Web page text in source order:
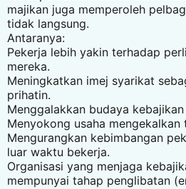
majikan juga memperoleh
tidak langsung.
Antaranya:
Pekerja lebih yakin terhadap
mereka.
Meningkatkan imej syarikat
prihatin.
Menggalakkan budaya
Menyokong usaha
Mengurangkan kebimbangan
luar waktu bekerja.
Organisasi yang menjaga
mempunyai tahap penglibatan